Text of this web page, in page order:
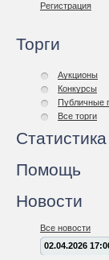
Регистрация
Торги
Аукционы
Конкурсы
Публичные
Все торги
Статистика
Помощь
Новости
Все новости
02.04.2026